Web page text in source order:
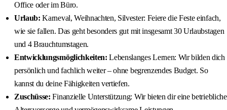
Office oder im Büro.
Urlaub: Karneval, Weihnachten, Silvester: Feiere die Feste einfach,
wie sie fallen. Das geht besonders gut mit insgesamt 30 Urlaubstagen
und 4 Brauchtumstagen.
Entwicklungsmöglichkeiten: Lebenslanges Lernen: Wir bilden dich
persönlich und fachlich weiter – ohne begrenzendes Budget. So
kannst du deine Fähigkeiten vertiefen.
Zuschüsse: Finanzielle Unterstützung: Wir bieten dir eine betriebliche